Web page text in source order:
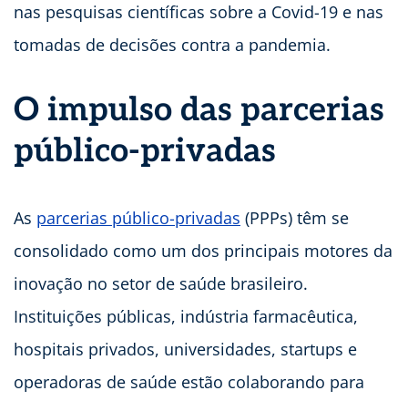
nas pesquisas científicas sobre a Covid-19 e nas
tomadas de decisões contra a pandemia.
O impulso das parcerias
público-privadas
As parcerias público-privadas (PPPs) têm se
consolidado como um dos principais motores da
inovação no setor de saúde brasileiro.
Instituições públicas, indústria farmacêutica,
hospitais privados, universidades, startups e
operadoras de saúde estão colaborando para